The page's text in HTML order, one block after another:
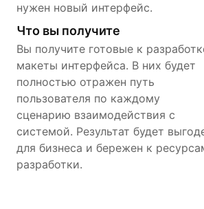
нужен новый интерфейс.
Что вы получите
Вы получите готовые к
макеты интерфейса. В них будет
полностью отражен путь
пользователя по каждому
сценарию взаимодействия с
системой. Результат будет
для бизнеса и бережен к
разработки.